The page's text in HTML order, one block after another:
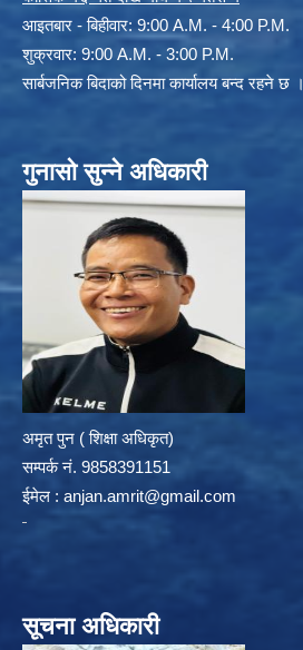
आइतबार - बिहीवार: 9:00 A.M. - 4:00 P.M.
शुक्रवार: 9:00 A.M. - 3:00 P.M.
सार्बजनिक बिदाको दिनमा कार्यालय बन्द रहने छ ।
गुनासो सुन्ने अधिकारी
अमृत पुन ( शिक्षा अधिकृत)
सम्पर्क न‌ं. 9858391151
ईमेल : anjan.amrit@gmail.com
सूचना अधिकारी